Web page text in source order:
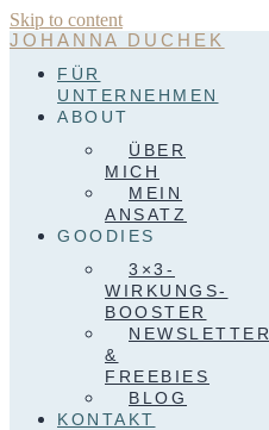
Skip to content
JOHANNA DUCHEK
FÜR
UNTERNEHMEN
ABOUT
ÜBER
MICH
MEIN
ANSATZ
GOODIES
3×3-
WIRKUNGS-
BOOSTER
NEWSLETTER
&
FREEBIES
BLOG
KONTAKT